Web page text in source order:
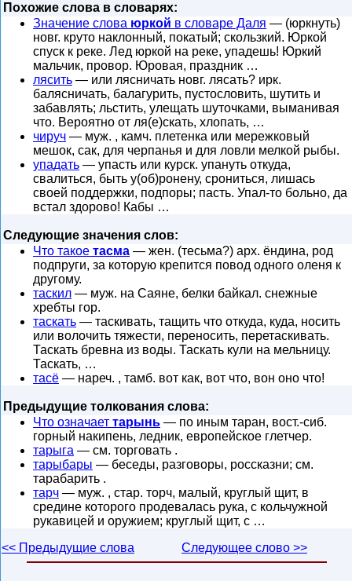
Похожие слова в словарях:
Значение слова юркой в словаре Даля — (юркнуть)
новг. круто наклонный, покатый; скользкий. Юркой
спуск к реке. Лед юркой на реке, упадешь! Юркий
мальчик, провор. Юровая, праздник …
лясить — или лясничать новг. лясать? ирк.
балясничать, балагурить, пустословить, шутить и
забавлять; льстить, улещать шуточками, выманивая
что. Вероятно от ля(е)скать, хлопать, …
чируч — муж. , камч. плетенка или мережковый
мешок, сак, для черпанья и для ловли мелкой рыбы.
упадать — упасть или курск. упануть откуда,
свалиться, быть у(об)ронену, срониться, лишась
своей поддержки, подпоры; пасть. Упал-то больно, да
встал здорово! Кабы …
Следующие значения слов:
Что такое тасма — жен. (тесьма?) арх. ёндина, род
подпруги, за которую крепится повод одного оленя к
другому.
таскил — муж. на Саяне, белки байкал. снежные
хребты гор.
таскать — таскивать, тащить что откуда, куда, носить
или волочить тяжести, переносить, перетаскивать.
Таскать бревна из воды. Таскать кули на мельницу.
Таскать, …
тасё — нареч. , тамб. вот как, вот что, вон оно что!
Предыдущие толкования слова:
Что означает тарынь — по иным таран, вост.-сиб.
горный накипень, ледник, европейское глетчер.
тарыга — см. торговать .
тарыбары — беседы, разговоры, россказни; см.
тарабарить .
тарч — муж. , стар. торч, малый, круглый щит, в
средине которого продевалась рука, с кольчужной
рукавицей и оружием; круглый щит, с …
<< Предыдущие слова
Следующее слово >>